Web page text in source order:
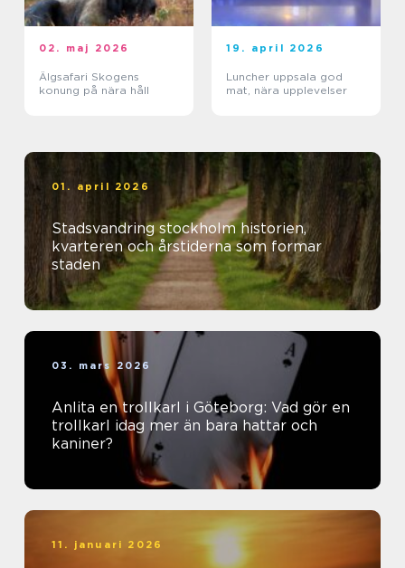
02. maj 2026
Älgsafari Skogens
konung på nära håll
19. april 2026
Luncher uppsala god
mat, nära upplevelser
01. april 2026
Stadsvandring stockholm historien,
kvarteren och årstiderna som formar
staden
03. mars 2026
Anlita en trollkarl i Göteborg: Vad gör en
trollkarl idag mer än bara hattar och
kaniner?
11. januari 2026